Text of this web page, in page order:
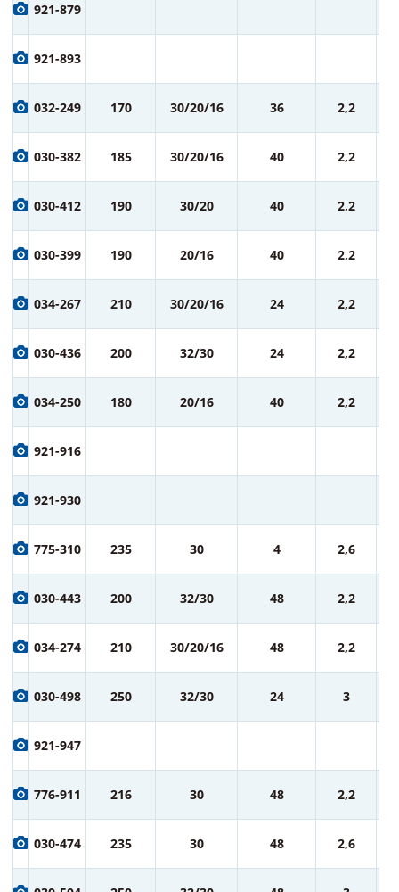
921-879
921-893
032-249 170 30/20/16 36 2,2
030-382 185 30/20/16 40 2,2
030-412 190 30/20 40 2,2
030-399 190 20/16 40 2,2
034-267 210 30/20/16 24 2,2
030-436 200 32/30 24 2,2
034-250 180 20/16 40 2,2
921-916
921-930
775-310 235 30 4 2,6
030-443 200 32/30 48 2,2
034-274 210 30/20/16 48 2,2
030-498 250 32/30 24 3
921-947
776-911 216 30 48 2,2
030-474 235 30 48 2,6